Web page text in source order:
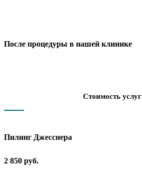
После процедуры в нашей клинике
Стоимость услуг
Пилинг Джесснера
2 850 руб.